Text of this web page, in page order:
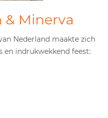
& Minerva
Nederland maakte zich
en indrukwekkend feest: